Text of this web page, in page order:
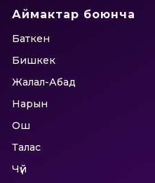
Аймактар боюнча
Баткен
Бишкек
Жалал-Абад
Нарын
Ош
Талас
Чүй